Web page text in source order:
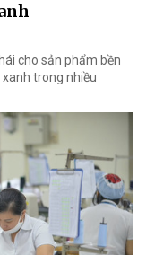
cho sản phẩm bền
trong nhiều